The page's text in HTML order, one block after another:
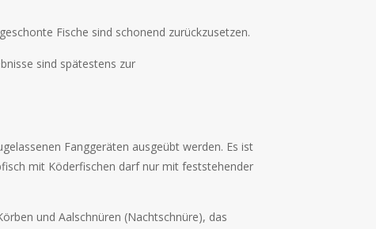
Fische sind schonend zurückzusetzen.
sind spätestens zur
Fanggeräten ausgeübt werden. Es ist
mit Köderfischen darf nur mit feststehender
und Aalschnüren (Nachtschnüre), das